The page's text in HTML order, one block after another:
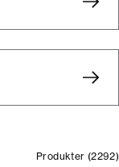
Produkter (2292)